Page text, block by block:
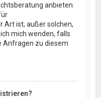
anbieten
Art ist; außer solchen,
mich wenden, falls
Anfragen zu diesem